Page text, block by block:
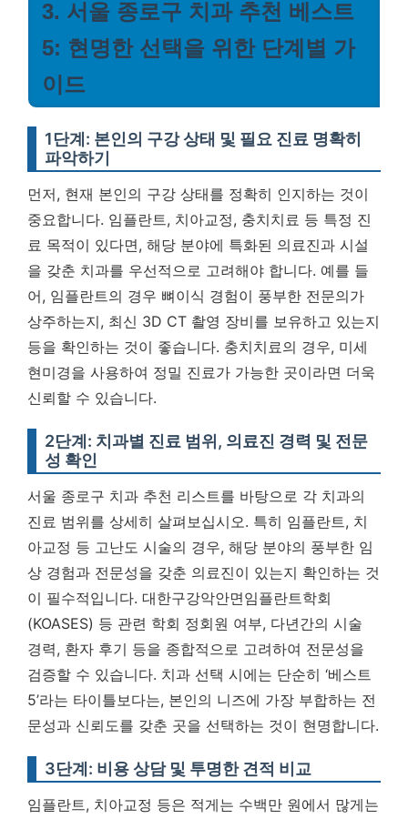
3. 서울 종로구 치과 추천 베스트
5: 현명한 선택을 위한 단계별 가
이드
1단계: 본인의 구강 상태 및 필요 진료 명확히
파악하기
먼저, 현재 본인의 구강 상태를 정확히 인지하는 것이
중요합니다. 임플란트, 치아교정, 충치치료 등 특정 진
료 목적이 있다면, 해당 분야에 특화된 의료진과 시설
을 갖춘 치과를 우선적으로 고려해야 합니다. 예를 들
어, 임플란트의 경우 뼈이식 경험이 풍부한 전문의가
상주하는지, 최신 3D CT 촬영 장비를 보유하고 있는지
등을 확인하는 것이 좋습니다. 충치치료의 경우, 미세
현미경을 사용하여 정밀 진료가 가능한 곳이라면 더욱
신뢰할 수 있습니다.
2단계: 치과별 진료 범위, 의료진 경력 및 전문
성 확인
서울 종로구 치과 추천 리스트를 바탕으로 각 치과의
진료 범위를 상세히 살펴보십시오. 특히 임플란트, 치
아교정 등 고난도 시술의 경우, 해당 분야의 풍부한 임
상 경험과 전문성을 갖춘 의료진이 있는지 확인하는 것
이 필수적입니다. 대한구강악안면임플란트학회
(KOASES) 등 관련 학회 정회원 여부, 다년간의 시술
경력, 환자 후기 등을 종합적으로 고려하여 전문성을
검증할 수 있습니다. 치과 선택 시에는 단순히 ‘베스트
5’라는 타이틀보다는, 본인의 니즈에 가장 부합하는 전
문성과 신뢰도를 갖춘 곳을 선택하는 것이 현명합니다.
3단계: 비용 상담 및 투명한 견적 비교
임플란트, 치아교정 등은 적게는 수백만 원에서 많게는